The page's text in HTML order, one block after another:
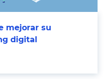
mejorar su
digital